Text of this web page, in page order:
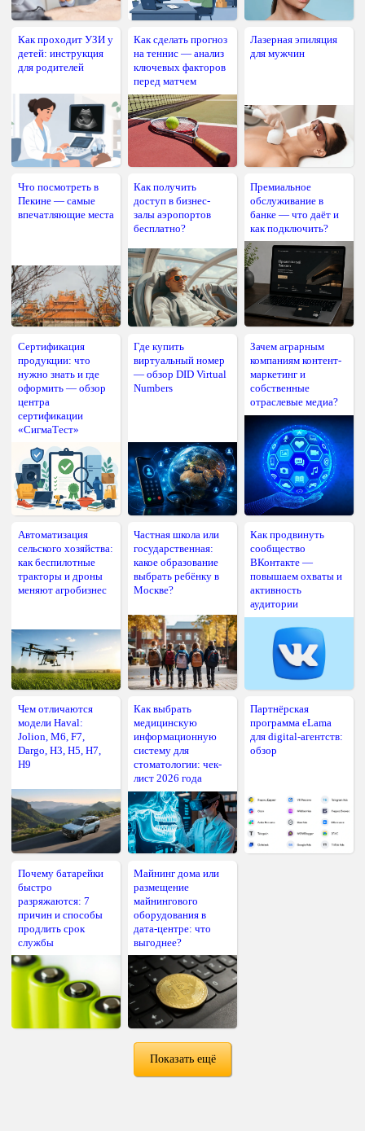
Как проходит УЗИ у
детей: инструкция
для родителей
Как сделать прогноз
на теннис — анализ
ключевых факторов
перед матчем
Лазерная эпиляция
для мужчин
Что посмотреть в
Пекине — самые
впечатляющие места
Как получить
доступ в бизнес-
залы аэропортов
бесплатно?
Премиальное
обслуживание в
банке — что даёт и
как подключить?
Сертификация
продукции: что
нужно знать и где
оформить — обзор
центра
сертификации
«СигмаТест»
Где купить
виртуальный номер
— обзор DID Virtual
Numbers
Зачем аграрным
компаниям контент-
маркетинг и
собственные
отраслевые медиа?
Автоматизация
сельского хозяйства:
как беспилотные
тракторы и дроны
меняют агробизнес
Частная школа или
государственная:
какое образование
выбрать ребёнку в
Москве?
Как продвинуть
сообщество
ВКонтакте —
повышаем охваты и
активность
аудитории
Чем отличаются
модели Haval:
Jolion, M6, F7,
Dargo, H3, H5, H7,
H9
Как выбрать
медицинскую
информационную
систему для
стоматологии: чек-
лист 2026 года
Партнёрская
программа eLama
для digital-агентств:
обзор
Почему батарейки
быстро
разряжаются: 7
причин и способы
продлить срок
службы
Майнинг дома или
размещение
майнингового
оборудования в
дата-центре: что
выгоднее?
Показать ещё